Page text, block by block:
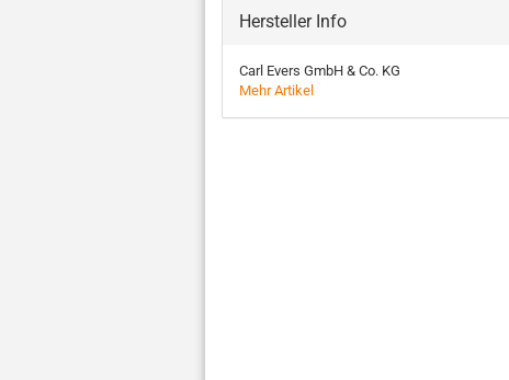
Hersteller Info
Carl Evers GmbH & Co. KG
Mehr Artikel